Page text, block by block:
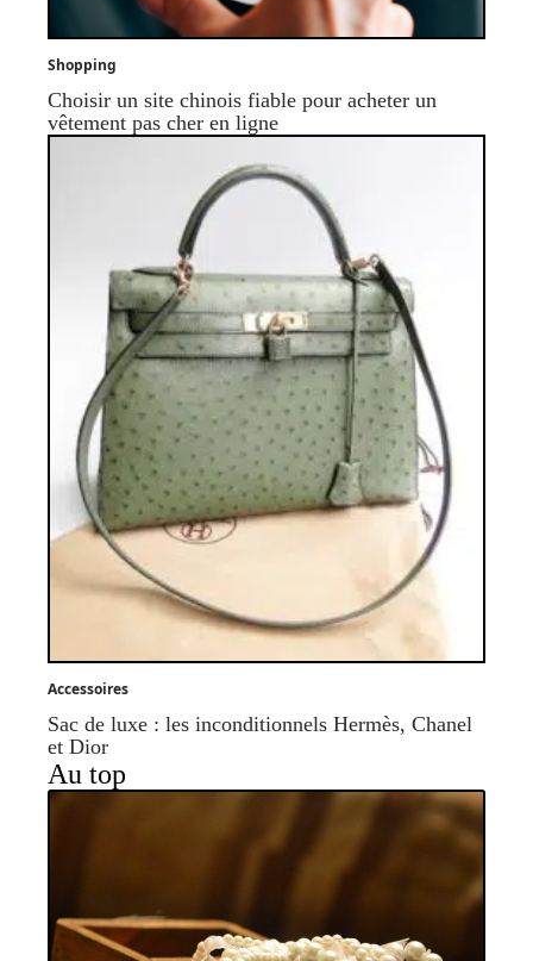
Shopping
Choisir un site chinois fiable pour acheter un
vêtement pas cher en ligne
Accessoires
Sac de luxe : les inconditionnels Hermès, Chanel
et Dior
Au top